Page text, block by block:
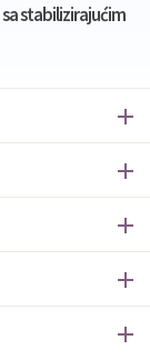
stabilizirajućim